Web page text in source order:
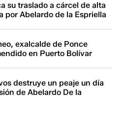
su traslado a cárcel de alta
por Abelardo de la Espriella
exalcalde de Ponce
en Puerto Bolívar
destruye un peaje un día
de Abelardo De la